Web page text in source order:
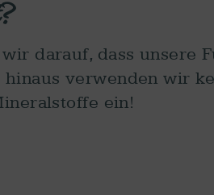
darauf, dass unsere
verwenden wir
ein!